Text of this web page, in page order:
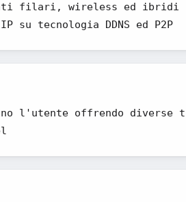
filari, wireless ed ibridi
su tecnologia DDNS ed P2P
l'utente offrendo